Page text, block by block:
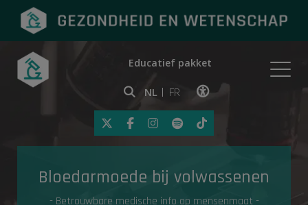
Onderwerpen
Gezondheid in de media
Educatief pakket
NL FR
Klik op deze link om
Bloedarmoede bij volwassenen
- Betrouwbare medische info op mensenmaat -